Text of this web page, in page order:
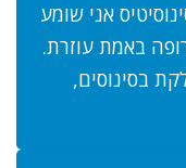
אני שומע
באמת עוזרת.
בסינוסים,